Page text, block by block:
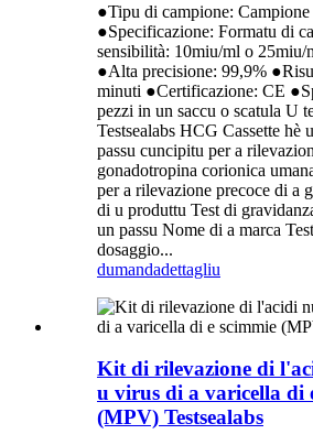
●Tipu di campione: Campione
●Specificazione: Formatu di
sensibilità: 10miu/ml o 25miu/
●Alta precisione: 99,9%
minuti ●Certificazione: CE
pezzi in un saccu o scatula U
Testsealabs HCG Cassette hè
passu cuncipitu per a
gonadotropina corionica
per a rilevazione precoce di a
di u produttu Test di
un passu Nome di a marca
dosaggio...
dumandadettagliu
Kit di rilevazione di
u virus di a varicella di
(MPV) Testsealabs